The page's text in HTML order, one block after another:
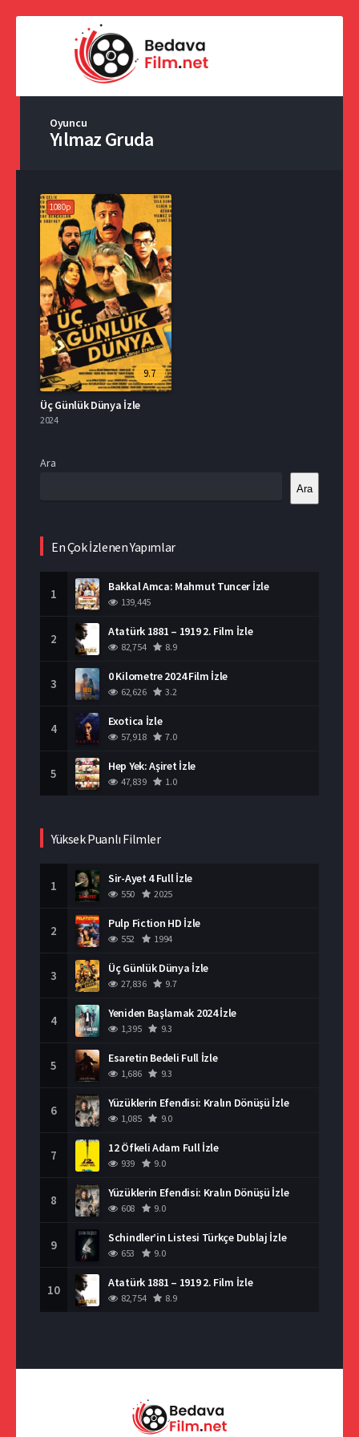
Oyuncu
Yılmaz Gruda
1080p
9.7
Üç Günlük Dünya İzle
2024
Ara
Ara
En Çok İzlenen Yapımlar
1 Bakkal Amca: Mahmut Tuncer İzle
139,445
2 Atatürk 1881 – 1919 2. Film İzle
82,754 8.9
3 0 Kilometre 2024 Film İzle
62,626 3.2
4 Exotica İzle
57,918 7.0
5 Hep Yek: Aşiret İzle
47,839 1.0
Yüksek Puanlı Filmler
1 Sir-Ayet 4 Full İzle
550 2025
2 Pulp Fiction HD İzle
552 1994
3 Üç Günlük Dünya İzle
27,836 9.7
4 Yeniden Başlamak 2024 İzle
1,395 9.3
5 Esaretin Bedeli Full İzle
1,686 9.3
6 Yüzüklerin Efendisi: Kralın Dönüşü İzle
1,085 9.0
7 12 Öfkeli Adam Full İzle
939 9.0
8 Yüzüklerin Efendisi: Kralın Dönüşü İzle
608 9.0
9 Schindler’in Listesi Türkçe Dublaj İzle
653 9.0
10 Atatürk 1881 – 1919 2. Film İzle
82,754 8.9